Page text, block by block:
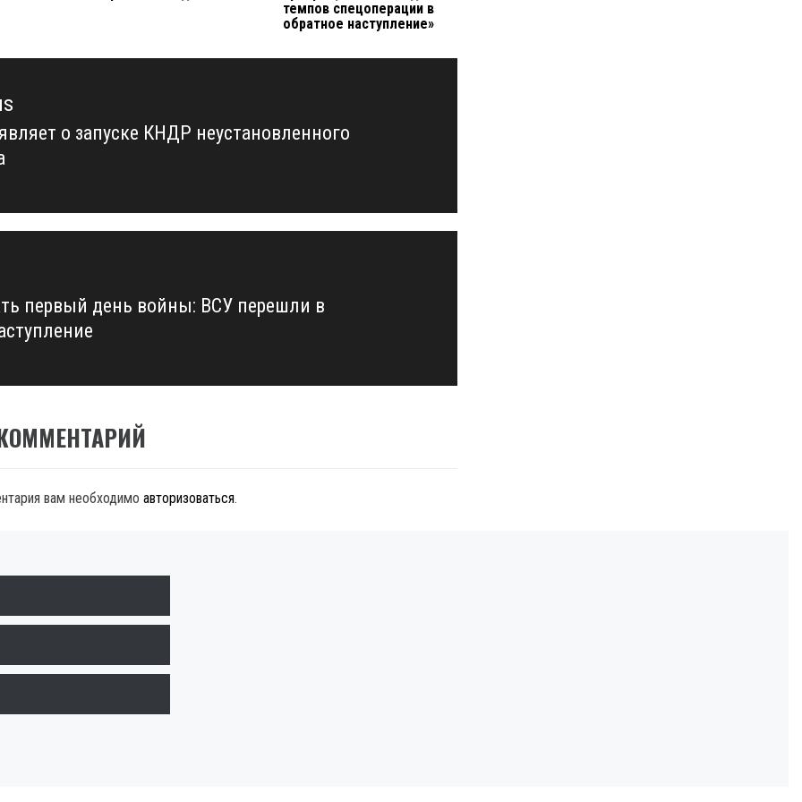
темпов спецоперации в
обратное наступление»
о запуске КНДР неустановленного
первый день войны: ВСУ перешли в
вам необходимо авторизоваться.